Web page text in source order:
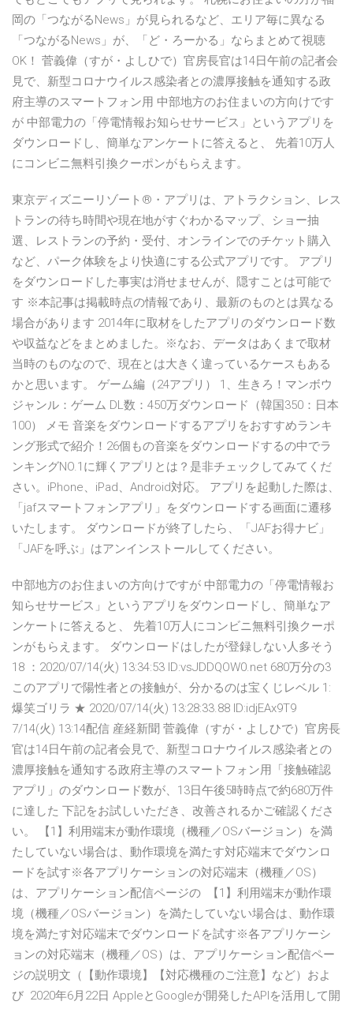
岡の「つながるNews」が見られるなど、エリア毎に異なる
「つながるNews」が、「ど・ろーかる」ならまとめて視聴
OK！ 菅義偉（すが・よしひで）官房長官は14日午前の記者会
見で、新型コロナウイルス感染者との濃厚接触を通知する政
府主導のスマートフォン用 中部地方のお住まいの方向けです
が 中部電力の「停電情報お知らせサービス」というアプリを
ダウンロードし、簡単なアンケートに答えると、 先着10万人
にコンビニ無料引換クーポンがもらえます。
東京ディズニーリゾート®・アプリは、アトラクション、レス
トランの待ち時間や現在地がすぐわかるマップ、ショー抽
選、レストランの予約・受付、オンラインでのチケット購入
など、パーク体験をより快適にする公式アプリです。 アプリ
をダウンロードした事実は消せませんが、隠すことは可能で
す ※本記事は掲載時点の情報であり、最新のものとは異なる
場合があります 2014年に取材をしたアプリのダウンロード数
や収益などをまとめました。※なお、データはあくまで取材
当時のものなので、現在とは大きく違っているケースもある
かと思います。 ゲーム編（24アプリ） 1、生きろ！マンボウ
ジャンル：ゲーム DL数：450万ダウンロード（韓国350：日本
100） メモ 音楽をダウンロードするアプリをおすすめランキ
ング形式で紹介！26個もの音楽をダウンロードするの中でラ
ンキングNO.1に輝くアプリとは？是非チェックしてみてくだ
さい。iPhone、iPad、Android対応。 アプリを起動した際は、
「jafスマートフォンアプリ」をダウンロードする画面に遷移
いたします。 ダウンロードが終了したら、「JAFお得ナビ」
「JAFを呼ぶ」はアンインストールしてください。
中部地方のお住まいの方向けですが 中部電力の「停電情報お
知らせサービス」というアプリをダウンロードし、簡単なア
ンケートに答えると、 先着10万人にコンビニ無料引換クーポ
ンがもらえます。 ダウンロードはしたが登録しない人多そう
18 ：2020/07/14(火) 13:34:53 ID:vsJDDQOW0.net 680万分の3
このアプリで陽性者との接触が、分かるのは宝くじレベル 1:
爆笑ゴリラ ★ 2020/07/14(火) 13:28:33.88 ID:idjEAx9T9
7/14(火) 13:14配信 産経新聞 菅義偉（すが・よしひで）官房長
官は14日午前の記者会見で、新型コロナウイルス感染者との
濃厚接触を通知する政府主導のスマートフォン用「接触確認
アプリ」のダウンロード数が、13日午後5時時点で約680万件
に達した 下記をお試しいただき、改善されるかご確認くださ
い。 【1】利用端末が動作環境（機種／OSバージョン）を満
たしていない場合は、動作環境を満たす対応端末でダウンロ
ードを試す※各アプリケーションの対応端末（機種／OS）
は、アプリケーション配信ページの 【1】利用端末が動作環
境（機種／OSバージョン）を満たしていない場合は、動作環
境を満たす対応端末でダウンロードを試す※各アプリケーシ
ョンの対応端末（機種／OS）は、アプリケーション配信ペー
ジの説明文（【動作環境】【対応機種のご注意】など）およ
び 2020年6月22日 AppleとGoogleが開発したAPIを活用して開